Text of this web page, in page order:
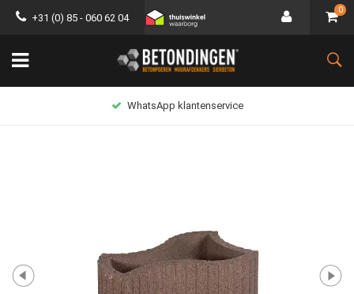
+31 (0) 85 - 060 62 04
0
WhatsApp klantenservice